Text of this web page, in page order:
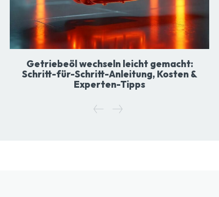
Getriebeöl wechseln leicht gemacht:
Schritt-für-Schritt-Anleitung, Kosten &
Experten-Tipps